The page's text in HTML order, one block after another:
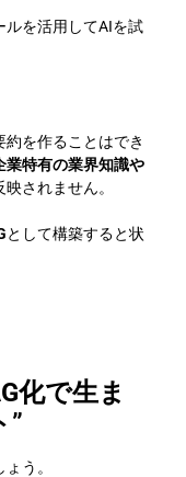
ルを活用してAIを試
を作ることはでき
業特有の業界知識や
映されません。
として構築すると状
化で生ま
”
う。